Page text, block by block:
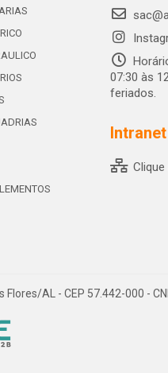
07:30 às
feriados.
Intranet
AL - CEP 57.442-000 -